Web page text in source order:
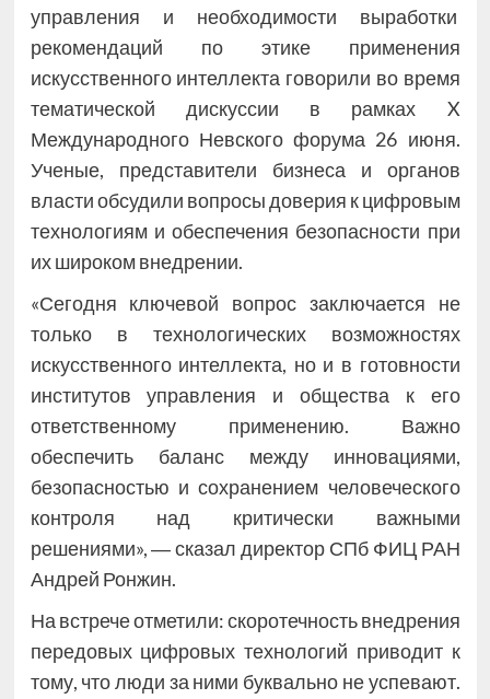
управления и необходимости выработки
рекомендаций по этике применения
искусственного интеллекта говорили во время
тематической дискуссии в рамках X
Международного Невского форума 26 июня.
Ученые, представители бизнеса и органов
власти обсудили вопросы доверия к цифровым
технологиям и обеспечения безопасности при
их широком внедрении.
«Сегодня ключевой вопрос заключается не
только в технологических возможностях
искусственного интеллекта, но и в готовности
институтов управления и общества к его
ответственному применению. Важно
обеспечить баланс между инновациями,
безопасностью и сохранением человеческого
контроля над критически важными
решениями», ― сказал директор СПб ФИЦ РАН
Андрей Ронжин.
На встрече отметили: скоротечность внедрения
передовых цифровых технологий приводит к
тому, что люди за ними буквально не успевают.